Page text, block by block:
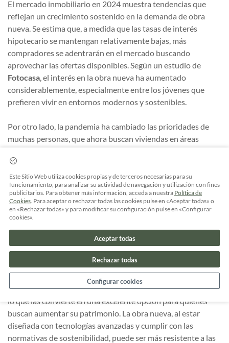
El mercado inmobiliario en 2024 muestra tendencias que
reflejan un crecimiento sostenido en la demanda de obra
nueva. Se estima que, a medida que las tasas de interés
hipotecario se mantengan relativamente bajas, más
compradores se adentrarán en el mercado buscando
aprovechar las ofertas disponibles. Según un estudio de
Fotocasa, el interés en la obra nueva ha aumentado
considerablemente, especialmente entre los jóvenes que
prefieren vivir en entornos modernos y sostenibles.
Por otro lado, la pandemia ha cambiado las prioridades de
muchas personas, que ahora buscan viviendas en áreas
estilo de vida más tranquilo y saludable. Este cambio en la
demanda ha llevado a los promotores inmobiliarios a
desarrollar proyectos en localidades que ofrecen una
excelente calidad de vida y conexión con la naturaleza.
Inversión a largo plazo
Una de las principales consideraciones al analizar el precio
medio de una vivienda en España es la inversión a largo plazo
que representa la compra de una vivienda. Las propiedades
en áreas en desarrollo tienden a revalorizarse con el tiempo,
lo que las convierte en una excelente opción para quienes
buscan aumentar su patrimonio. La obra nueva, al estar
diseñada con tecnologías avanzadas y cumplir con las
normativas de sostenibilidad, puede ser más resistente a las
Este Sitio Web utiliza cookies propias y de terceros necesarias para su
funcionamiento, para analizar su actividad de navegación y utilización con fines
publicitarios. Para obtener más información, acceda a nuestra Política de
Cookies . Para aceptar o rechazar todas las cookies pulse en «Aceptar todas» o
en «Rechazar todas» y para modificar su configuración pulse en «Configurar
cookies».
Aceptar todas
Rechazar todas
Configurar cookies